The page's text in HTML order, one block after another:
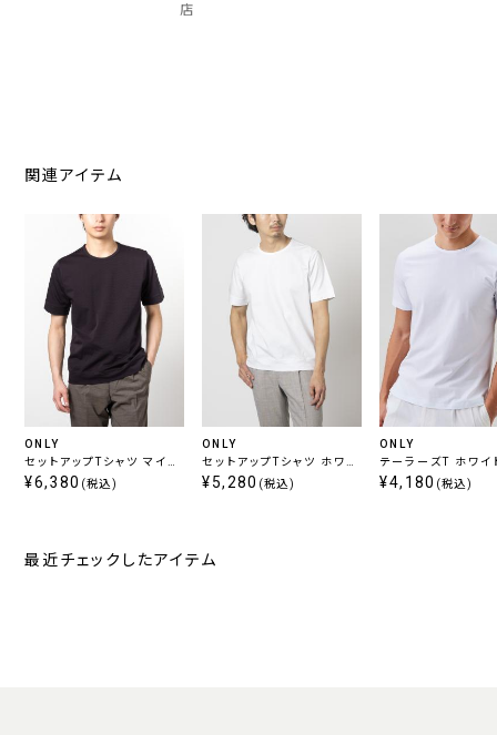
店
関連アイテム
ONLY
セットアップTシャツ マイク
ロボーダー ネイビー
¥6,380 (税込)
ONLY
セットアップTシャツ ホワイ
ト
¥5,280 (税込)
ONLY
テーラーズT ホワイ
¥4,180 (税込)
最近チェックしたアイテム